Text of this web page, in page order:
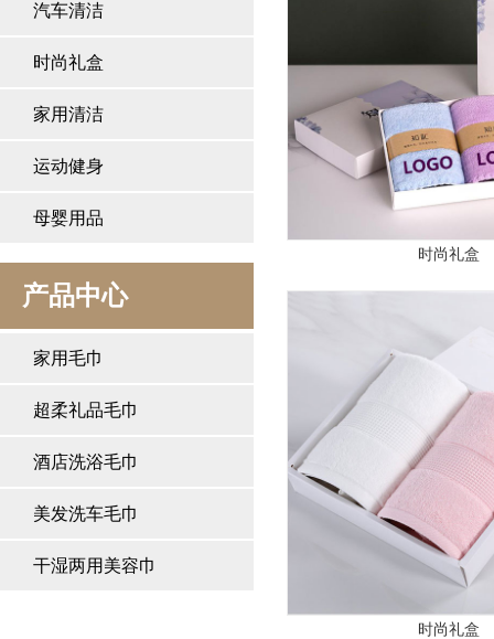
汽车清洁
时尚礼盒
家用清洁
运动健身
母婴用品
产品中心
家用毛巾
超柔礼品毛巾
酒店洗浴毛巾
美发洗车毛巾
干湿两用美容巾
时尚礼盒
时尚礼盒